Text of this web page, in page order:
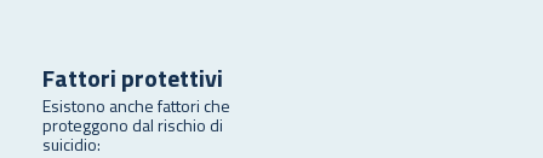
Fattori protettivi
Esistono anche fattori che
proteggono dal rischio di
suicidio: